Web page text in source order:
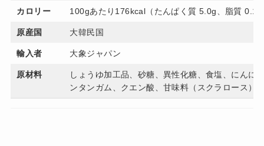
カロリー 100gあたり176kcal（たんぱく質 5.0g、脂質
原産国 大韓民国
輸入者 大象ジャパン
原材料
しょうゆ加工品、砂糖、異性化糖、食塩、にんに
ンタンガム、クエン酸、甘味料（スクラロース）